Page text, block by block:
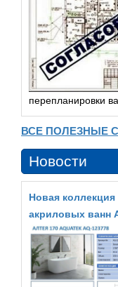
перепланировки
ВСЕ ПОЛЕЗНЫЕ
Новости
Новая
акриловых ванн